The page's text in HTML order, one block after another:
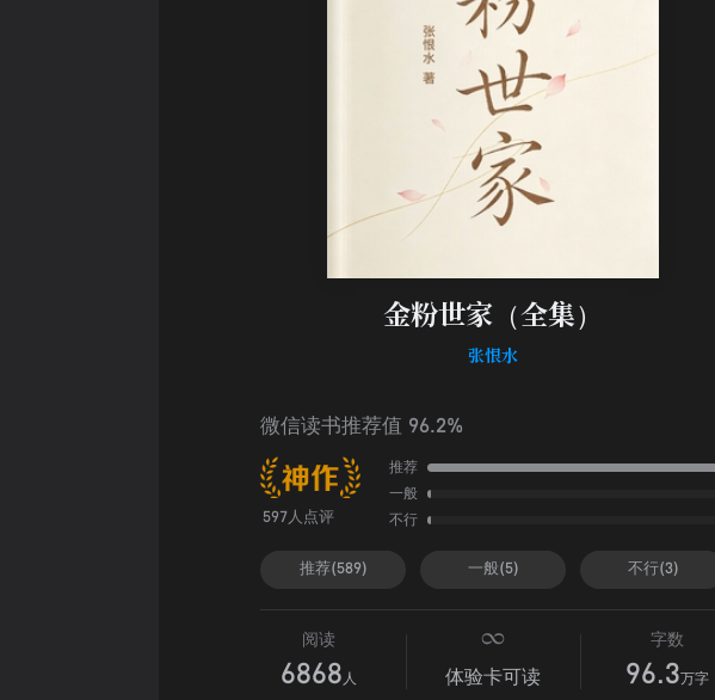
金粉世家（全集）
张恨水
微信读书推荐值 96.2%
597人点评
推荐
一般
不行
推荐(589) 一般(5) 不行(3)
阅读
6868 人 体验卡可读
字数
96.3万字